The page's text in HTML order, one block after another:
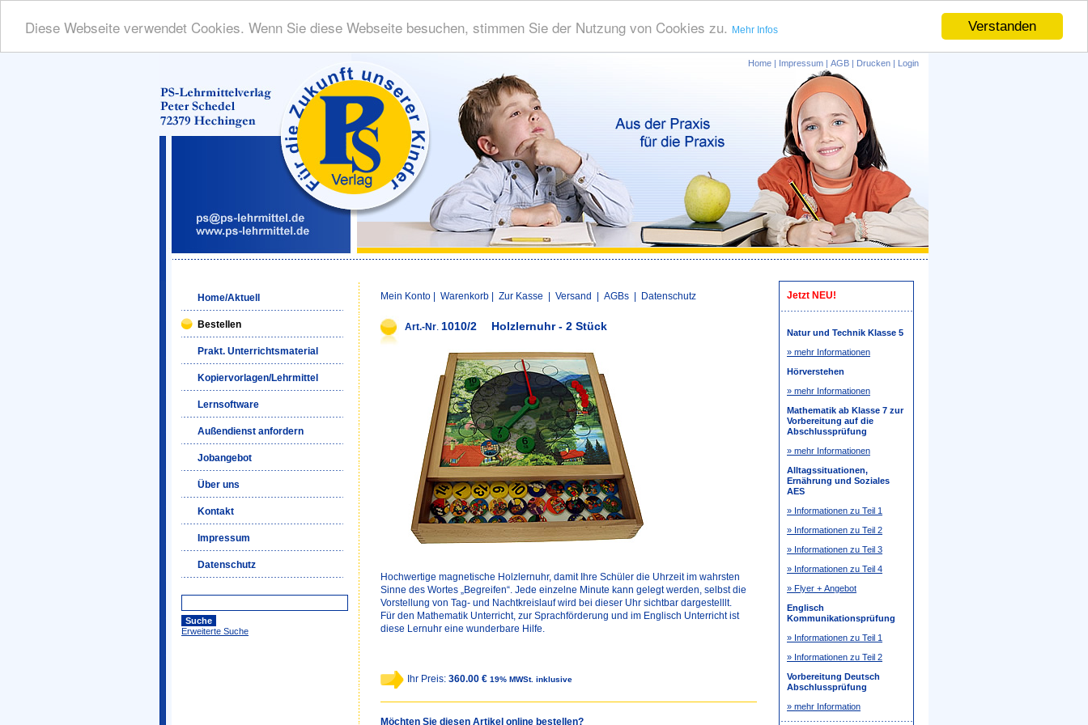
Verstanden
Diese Webseite verwendet Cookies. Wenn Sie diese Webseite besuchen, stimmen Sie der Nutzung von Cookies zu. Mehr Infos
Home | Impressum | AGB | Drucken | Login
Home/Aktuell
Bestellen
Prakt. Unterrichtsmaterial
Kopiervorlagen/Lehrmittel
Lernsoftware
Außendienst anfordern
Jobangebot
Über uns
Kontakt
Impressum
Datenschutz
Erweiterte Suche
Mein Konto Warenkorb Zur Kasse Versand AGBs Datenschutz
Art.-Nr. 1010/2 Holzlernuhr - 2 Stück
Hochwertige magnetische Holzlernuhr, damit Ihre Schüler die Uhrzeit im wahrsten
Sinne des Wortes „Begreifen“. Jede einzelne Minute kann gelegt werden, selbst die
Vorstellung von Tag- und Nachtkreislauf wird bei dieser Uhr sichtbar dargestelllt.
Für den Mathematik Unterricht, zur Sprachförderung und im Englisch Unterricht ist
diese Lernuhr eine wunderbare Hilfe.
Ihr Preis: 360.00 € 19% MWSt. inklusive
Möchten Sie diesen Artikel online bestellen?
Jetzt NEU!
Natur und Technik Klasse 5
» mehr Informationen
Hörverstehen
» mehr Informationen
Mathematik ab Klasse 7 zur
Vorbereitung auf die
Abschlussprüfung
» mehr Informationen
Alltagssituationen,
Ernährung und Soziales
AES
» Informationen zu Teil 1
» Informationen zu Teil 2
» Informationen zu Teil 3
» Informationen zu Teil 4
» Flyer + Angebot
Englisch
Kommunikationsprüfung
» Informationen zu Teil 1
» Informationen zu Teil 2
Vorbereitung Deutsch
Abschlussprüfung
» mehr Information